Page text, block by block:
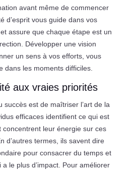
avant même de commencer
d’esprit vous guide dans vos
assure que chaque étape est un
Développer une vision
un sens à vos efforts, vous
dans les moments difficiles.
aux vraies priorités
succès est de maîtriser l’art de la
efficaces identifient ce qui est
concentrent leur énergie sur ces
d’autres termes, ils savent dire
pour consacrer du temps et
a le plus d’impact. Pour améliorer